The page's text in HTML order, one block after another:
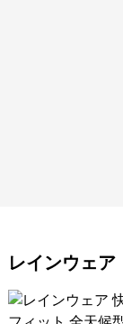
レインウェア